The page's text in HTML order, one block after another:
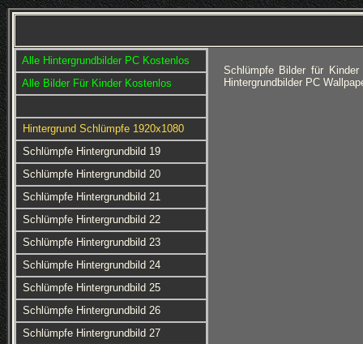
Alle Hintergrundbilder PC Kostenlos
Alle Bilder Für Kinder Kostenlos
Hintergrund Schlümpfe 1920x1080
Schlümpfe Hintergrundbild 19
Schlümpfe Hintergrundbild 20
Schlümpfe Hintergrundbild 21
Schlümpfe Hintergrundbild 22
Schlümpfe Hintergrundbild 23
Schlümpfe Hintergrundbild 24
Schlümpfe Hintergrundbild 25
Schlümpfe Hintergrundbild 26
Schlümpfe Hintergrundbild 27
Schlümpfe Bilder für
Hintergrundbilder PC